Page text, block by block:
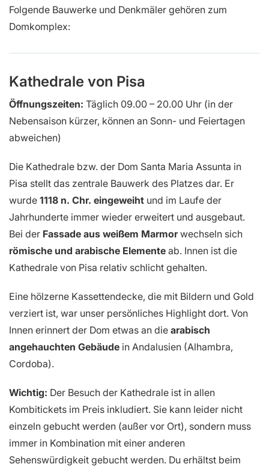
Folgende Bauwerke und Denkmäler gehören zum
Domkomplex:
Kathedrale von Pisa
Öffnungszeiten: Täglich 09.00 – 20.00 Uhr (in der
Nebensaison kürzer, können an Sonn- und Feiertagen
abweichen)
Die Kathedrale bzw. der Dom Santa Maria Assunta in
Pisa stellt das zentrale Bauwerk des Platzes dar. Er
wurde 1118 n. Chr. eingeweiht und im Laufe der
Jahrhunderte immer wieder erweitert und ausgebaut.
Bei der Fassade aus weißem Marmorwechseln sich
römische und arabische Elemente ab. Innen ist die
Kathedrale von Pisa relativ schlicht gehalten.
Eine hölzerne Kassettendecke, die mit Bildern und Gold
verziert ist, war unser persönliches Highlight dort. Von
Innen erinnert der Dom etwas an die arabisch
angehauchten Gebäude in Andalusien (Alhambra,
Cordoba).
Wichtig: Der Besuch der Kathedrale ist in allen
Kombitickets im Preis inkludiert. Sie kann leider nicht
einzeln gebucht werden (außer vor Ort), sondern muss
immer in Kombination mit einer anderen
Sehenswürdigkeit gebucht werden. Du erhältst beim